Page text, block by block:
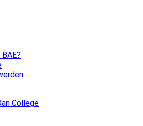
College